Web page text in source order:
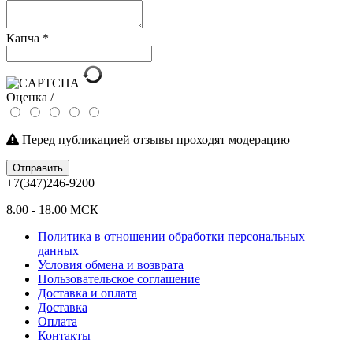
Капча *
Оценка /
Перед публикацией отзывы проходят модерацию
Отправить
+7(347)246-9200
8.00 - 18.00 МСК
Политика в отношении обработки персональных
данных
Условия обмена и возврата
Пользовательское соглашение
Доставка и оплата
Доставка
Оплата
Контакты